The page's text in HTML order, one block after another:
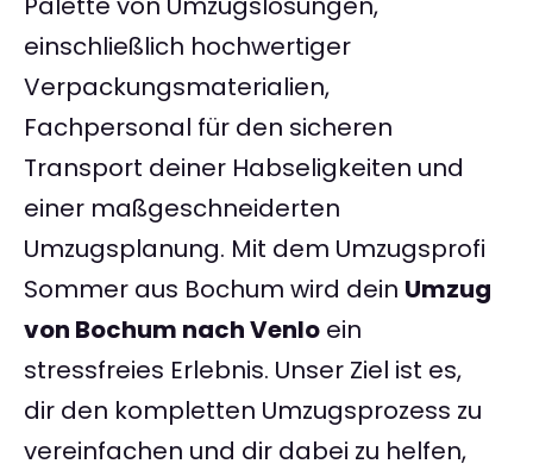
einschließlich hochwertiger
Verpackungsmaterialien,
Fachpersonal für den sicheren
Transport deiner Habseligkeiten und
einer maßgeschneiderten
Umzugsplanung. Mit dem Umzugsprofi
Sommer aus Bochum wird dein Umzug
von Bochum nach Venlo ein
stressfreies Erlebnis. Unser Ziel ist es,
dir den kompletten Umzugsprozess zu
vereinfachen und dir dabei zu helfen,